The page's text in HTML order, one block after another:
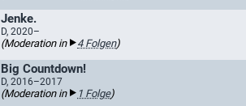
Jenke.
D, 2020–
(Moderation in 4 Folgen)
Big Countdown!
D, 2016–2017
(Moderation in 1 Folge)